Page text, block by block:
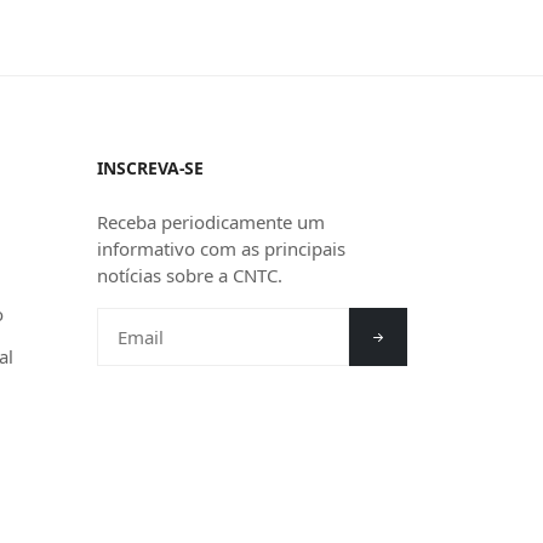
INSCREVA-SE
Receba periodicamente um
informativo com as principais
notícias sobre a CNTC.